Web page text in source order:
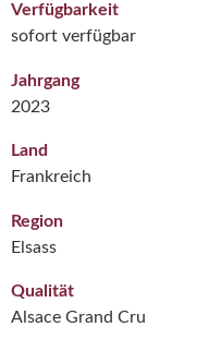
Verfügbarkeit
sofort verfügbar
Jahrgang
2023
Land
Frankreich
Region
Elsass
Qualität
Alsace Grand Cru